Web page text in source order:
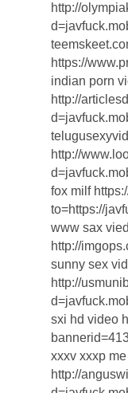
http://
https://
indian porn
http://
http://
fox milf
to=https://
www sax
http://
sunny sex
http://
sxi hd video
xxxv xxxp me
http://